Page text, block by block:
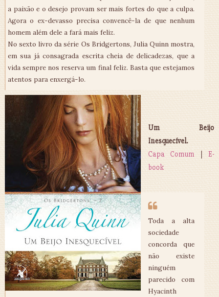
a paixão e o desejo provam ser mais fortes do que a culpa.
Agora o ex-devasso precisa convencê-la de que nenhum
homem além dele a fará mais feliz.
No sexto livro da série Os Bridgertons, Julia Quinn mostra,
em sua já consagrada escrita cheia de delicadezas, que a
vida sempre nos reserva um final feliz. Basta que estejamos
atentos para enxergá-lo.
Um Beijo
Inesquecível.
Capa Comum|E-
book
Toda a alta
sociedade
concorda que
não existe
ninguém
parecido com
Hyacinth